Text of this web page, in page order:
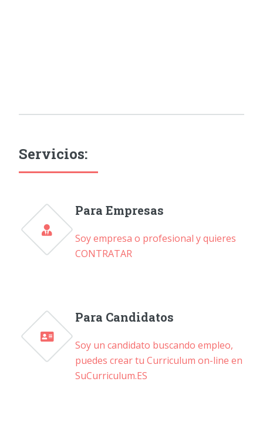
Servicios:
Para Empresas
Soy empresa o profesional y quieres
CONTRATAR
Para Candidatos
Soy un candidato buscando empleo,
puedes crear tu Curriculum on-line en
SuCurriculum.ES